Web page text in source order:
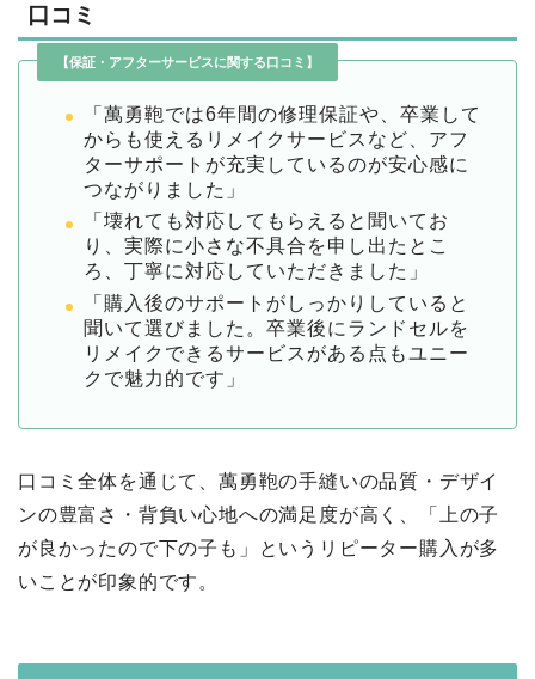
口コミ
【保証・アフターサービスに関する口コミ】
「萬勇鞄では6年間の修理保証や、卒業して
からも使えるリメイクサービスなど、アフ
ターサポートが充実しているのが安心感に
つながりました」
「壊れても対応してもらえると聞いてお
り、実際に小さな不具合を申し出たとこ
ろ、丁寧に対応していただきました」
「購入後のサポートがしっかりしていると
聞いて選びました。卒業後にランドセルを
リメイクできるサービスがある点もユニー
クで魅力的です」
口コミ全体を通じて、萬勇鞄の手縫いの品質・デザイ
ンの豊富さ・背負い心地への満足度が高く、「上の子
が良かったので下の子も」というリピーター購入が多
いことが印象的です。